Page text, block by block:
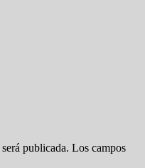
publicada. Los campos